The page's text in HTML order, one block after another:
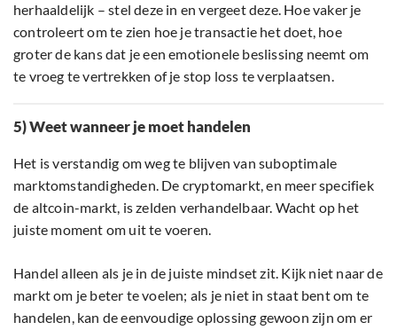
herhaaldelijk – stel deze in en vergeet deze. Hoe vaker je
controleert om te zien hoe je transactie het doet, hoe
groter de kans dat je een emotionele beslissing neemt om
te vroeg te vertrekken of je stop loss te verplaatsen.
5) Weet wanneer je moet handelen
Het is verstandig om weg te blijven van suboptimale
marktomstandigheden. De cryptomarkt, en meer specifiek
de altcoin-markt, is zelden verhandelbaar. Wacht op het
juiste moment om uit te voeren.
Handel alleen als je in de juiste mindset zit. Kijk niet naar de
markt om je beter te voelen; als je niet in staat bent om te
handelen, kan de eenvoudige oplossing gewoon zijn om er